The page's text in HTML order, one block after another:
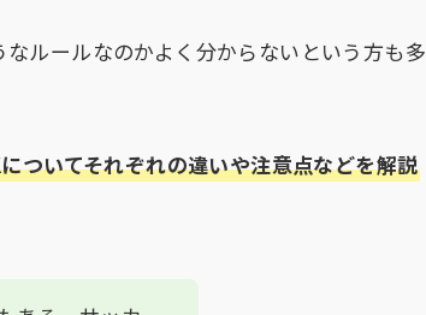
ルールなのかよく分からないという方も多
ついてそれぞれの違いや注意点などを解説